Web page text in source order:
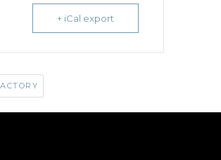
+ iCal export